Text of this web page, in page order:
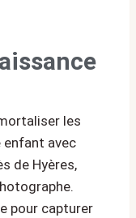
les
enfant avec
de Hyères,
pour capturer